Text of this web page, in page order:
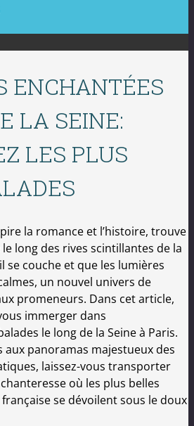
ENCHANTÉES
LA SEINE:
LES PLUS
la romance et l’histoire, trouve
long des rives scintillantes de la
se couche et que les lumières
un nouvel univers de
promeneurs. Dans cet article,
immerger dans
le long de la Seine à Paris.
aux panoramas majestueux des
laissez-vous transporter
où les plus belles
se dévoilent sous le doux